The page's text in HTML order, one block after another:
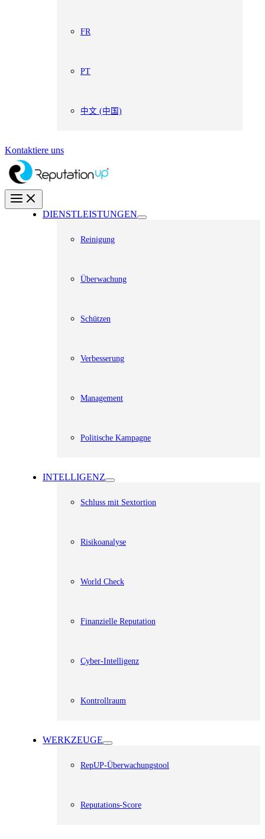
FR
PT
中文 (中国)
Kontaktiere uns
DIENSTLEISTUNGEN
Reinigung
Überwachung
Schützen
Verbesserung
Management
Politische Kampagne
INTELLIGENZ
Schluss mit Sextortion
Risikoanalyse
World Check
Finanzielle Reputation
Cyber-Intelligenz
Kontrollraum
WERKZEUGE
RepUP-Überwachungstool
Reputations-Score